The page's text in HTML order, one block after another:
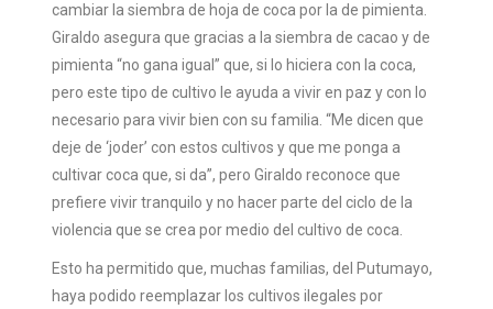
cambiar la siembra de hoja de coca por la de pimienta.
Giraldo asegura que gracias a la siembra de cacao y de
pimienta “no gana igual” que, si lo hiciera con la coca,
pero este tipo de cultivo le ayuda a vivir en paz y con lo
necesario para vivir bien con su familia. “Me dicen que
deje de ‘joder’ con estos cultivos y que me ponga a
cultivar coca que, si da”, pero Giraldo reconoce que
prefiere vivir tranquilo y no hacer parte del ciclo de la
violencia que se crea por medio del cultivo de coca.
Esto ha permitido que, muchas familias, del Putumayo,
haya podido reemplazar los cultivos ilegales por